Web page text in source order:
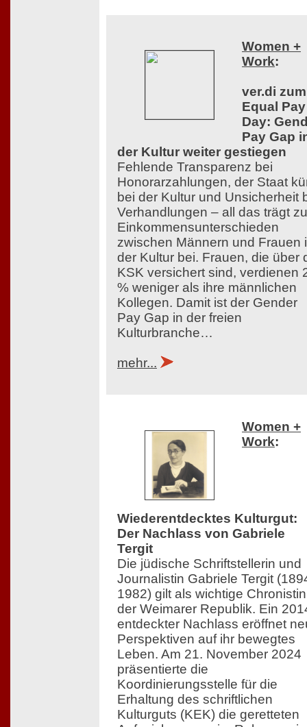
Women +
Work:
ver.di zum
Equal Pay
Day:
Pay Gap
der Kultur weiter gestiegen
Fehlende Transparenz bei
Honorarzahlungen, der Staat
bei der Kultur und Unsicherheit
Verhandlungen – all das trägt zu
Einkommensunterschieden
zwischen Männern und Frauen
der Kultur bei. Frauen, die über
KSK versichert sind, verdienen
% weniger als ihre männlichen
Kollegen. Damit ist der Gender
Pay Gap in der freien
Kulturbranche…
mehr...
Women +
Work:
Wiederentdecktes Kulturgut:
Der Nachlass von Gabriele
Tergit
Die jüdische Schriftstellerin und
Journalistin Gabriele Tergit
1982) gilt als wichtige Chronistin
der Weimarer Republik. Ein
entdeckter Nachlass eröffnet
Perspektiven auf ihr bewegtes
Leben. Am 21. November 2024
präsentierte die
Koordinierungsstelle für die
Erhaltung des schriftlichen
Kulturguts (KEK) die geretteten